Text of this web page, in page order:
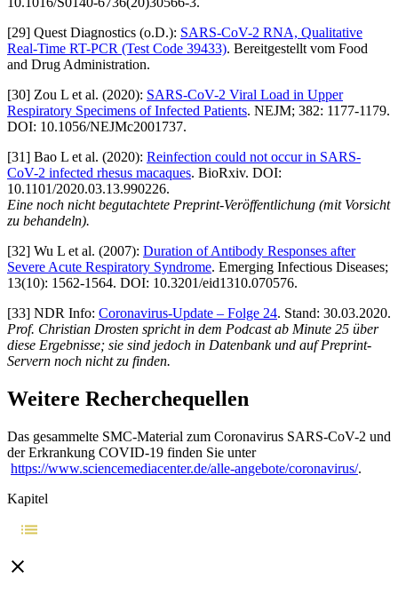
[29] Quest Diagnostics (o.D.): SARS-CoV-2 RNA, Qualitative
Real-Time RT-PCR (Test Code 39433). Bereitgestellt vom Food
and Drug Administration.
[30] Zou L et al. (2020): SARS-CoV-2 Viral Load in Upper
Respiratory Specimens of Infected Patients. NEJM; 382: 1177-1179.
DOI: 10.1056/NEJMc2001737.
[31] Bao L et al. (2020): Reinfection could not occur in SARS-
CoV-2 infected rhesus macaques. BioRxiv. DOI:
10.1101/2020.03.13.990226.
Eine noch nicht begutachtete Preprint-Veröffentlichung (mit Vorsicht
zu behandeln).
[32] Wu L et al. (2007): Duration of Antibody Responses after
Severe Acute Respiratory Syndrome. Emerging Infectious Diseases;
13(10): 1562-1564. DOI: 10.3201/eid1310.070576.
[33] NDR Info: Coronavirus-Update – Folge 24. Stand: 30.03.2020.
Prof. Christian Drosten spricht in dem Podcast ab Minute 25 über
diese Ergebnisse; sie sind jedoch in Datenbank und auf Preprint-
Servern noch nicht zu finden.
Weitere Recherchequellen
Das gesammelte SMC-Material zum Coronavirus SARS-CoV-2 und
der Erkrankung COVID-19 finden Sie unter
https://www.sciencemediacenter.de/alle-angebote/coronavirus/.
Kapitel